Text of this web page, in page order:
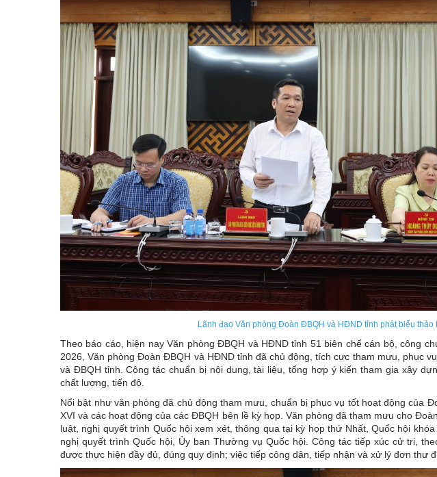
Lãnh đạo Văn phòng Đoàn ĐBQH và HĐND tỉnh phát biểu thảo
Theo báo cáo, hiện nay Văn phòng ĐBQH và HĐND tỉnh 51 biên chế cán bộ, công
2026, Văn phòng Đoàn ĐBQH và HĐND tỉnh đã chủ động, tích cực tham mưu, phục
và ĐBQH tỉnh. Công tác chuẩn bị nội dung, tài liệu, tổng hợp ý kiến tham gia xây
chất lượng, tiến độ.
Nổi bật như văn phòng đã chủ động tham mưu, chuẩn bị phục vụ tốt hoạt động của
XVI và các hoạt động của các ĐBQH bên lề kỳ họp. Văn phòng đã tham mưu cho
luật, nghị quyết trình Quốc hội xem xét, thông qua tại kỳ họp thứ Nhất, Quốc hội
nghị quyết trình Quốc hội, Ủy ban Thường vụ Quốc hội. Công tác tiếp xúc cử tri,
được thực hiện đầy đủ, đúng quy định; việc tiếp công dân, tiếp nhận và xử lý đơn thư